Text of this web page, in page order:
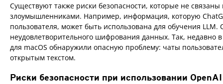
Существуют также риски безопасности, которые не
злоумышленниками. Например, информация, которую
пользователя, может быть использована для обучения LLM.
неудовлетворительного шифрования данных. Так, недавно
для macOS обнаружили опасную проблему: чаты
открытым текстом.
Риски безопасности при использовании OpenAI